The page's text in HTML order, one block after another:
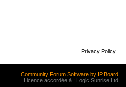
Privacy Policy
Community Forum Software by IP.Board
Licence accordée à : Logic Sunrise Ltd